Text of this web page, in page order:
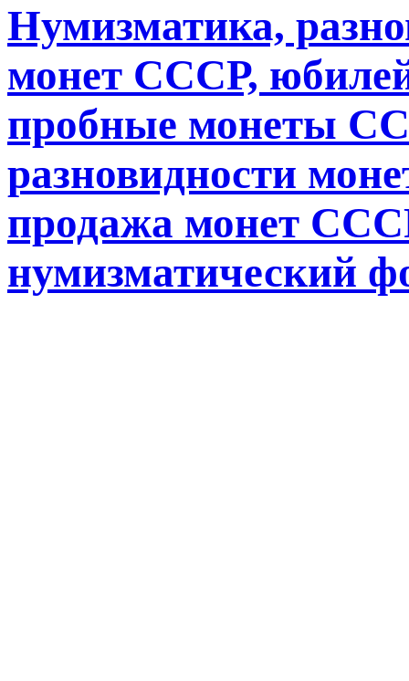
Нумизматика,
монет СССР,
пробные монеты
разновидности
продажа монет
нумизматический